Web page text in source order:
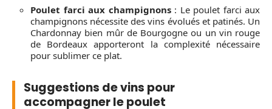
Poulet farci aux champignons: Le poulet farci aux
champignons nécessite des vins évolués et patinés. Un
Chardonnay bien mûr de Bourgogne ou un vin rouge
de Bordeaux apporteront la complexité nécessaire
pour sublimer ce plat.
Suggestions de vins pour
accompagner le poulet